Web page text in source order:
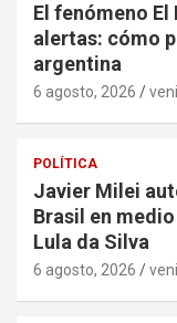
El fenómeno
alertas: cómo
argentina
6 agosto, 2026
POLÍTICA
Javier Milei
Brasil en
Lula da Silva
6 agosto, 2026